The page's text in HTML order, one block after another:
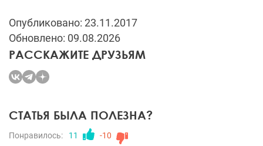
Опубликовано: 23.11.2017
Обновлено: 09.08.2026
РАССКАЖИТЕ ДРУЗЬЯМ
СТАТЬЯ БЫЛА ПОЛЕЗНА?
Понравилось: 11 -10